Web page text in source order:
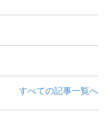
すべての記事一覧へ